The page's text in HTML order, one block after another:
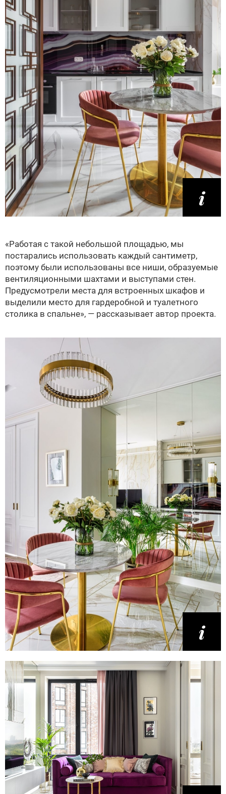
«Работая с такой небольшой площадью, мы
постарались использовать каждый сантиметр,
поэтому были использованы все ниши, образуемые
вентиляционными шахтами и выступами стен.
Предусмотрели места для встроенных шкафов и
выделили место для гардеробной и туалетного
столика в спальне», — рассказывает автор проекта.